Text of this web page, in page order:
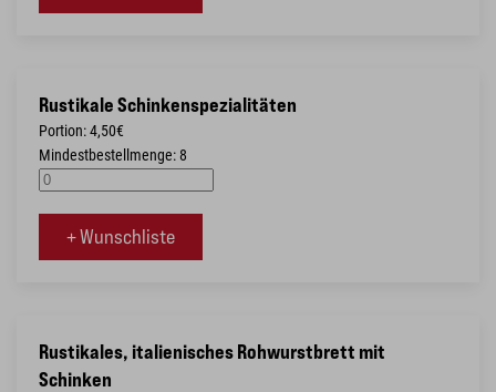
Rustikale Schinkenspezialitäten
Portion: 4,50€
Mindestbestellmenge: 8
+ Wunschliste
Rustikales, italienisches Rohwurstbrett mit
Schinken